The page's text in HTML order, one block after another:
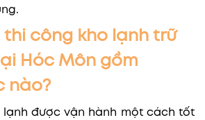
thi công kho lạnh trữ
Hóc Môn gồm
nào?
được vận hành một cách tốt